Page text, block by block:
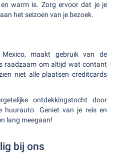
warm is. Zorg ervoor dat je je
het seizoen van je bezoek.
maakt gebruik van de
raadzaam om altijd wat contant
niet alle plaatsen creditcards
ontdekkingstocht door
huurauto. Geniet van je reis en
lang meegaan!
bij ons